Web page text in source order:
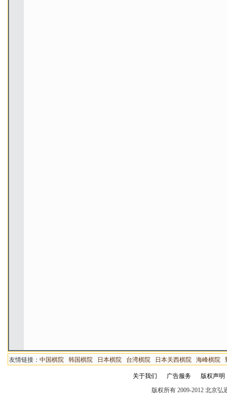
友情链接： 中国棋院 韩国棋院 日本棋院 台湾棋院 日本关西棋院 海峰棋院
关于我们 广告服务
版权声明
版权所有 2009-2012 北京